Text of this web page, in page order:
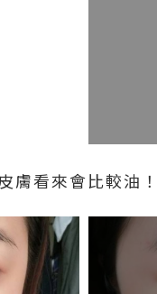
膚看來會比較油